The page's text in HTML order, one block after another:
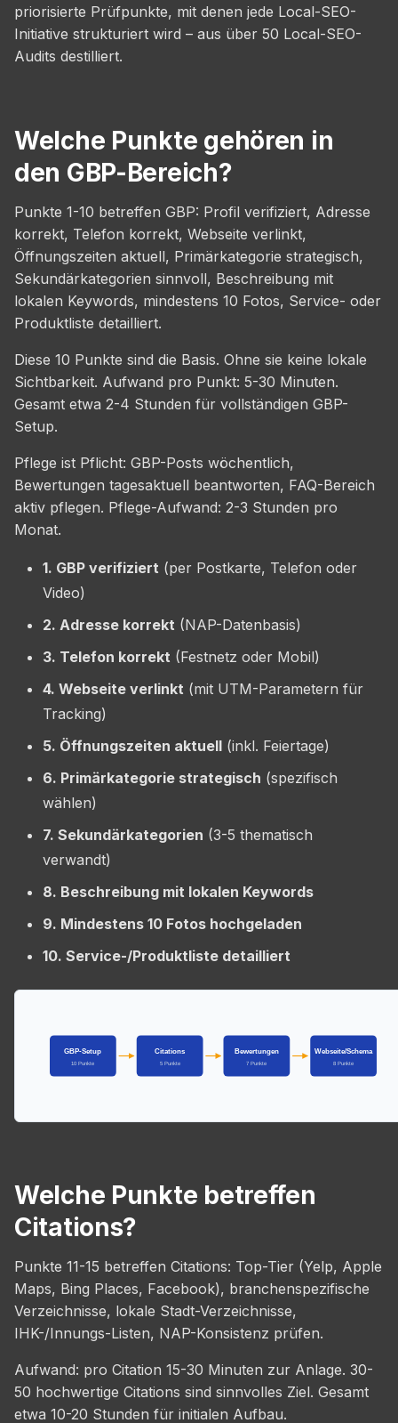
priorisierte Prüfpunkte, mit denen jede Local-SEO-
Initiative strukturiert wird – aus über 50 Local-SEO-
Audits destilliert.
Welche Punkte gehören in
den GBP-Bereich?
Punkte 1-10 betreffen GBP: Profil verifiziert, Adresse
korrekt, Telefon korrekt, Webseite verlinkt,
Öffnungszeiten aktuell, Primärkategorie strategisch,
Sekundärkategorien sinnvoll, Beschreibung mit
lokalen Keywords, mindestens 10 Fotos, Service- oder
Produktliste detailliert.
Diese 10 Punkte sind die Basis. Ohne sie keine lokale
Sichtbarkeit. Aufwand pro Punkt: 5-30 Minuten.
Gesamt etwa 2-4 Stunden für vollständigen GBP-
Setup.
Pflege ist Pflicht: GBP-Posts wöchentlich,
Bewertungen tagesaktuell beantworten, FAQ-Bereich
aktiv pflegen. Pflege-Aufwand: 2-3 Stunden pro
Monat.
1. GBP verifiziert (per Postkarte, Telefon oder
Video)
2. Adresse korrekt (NAP-Datenbasis)
3. Telefon korrekt (Festnetz oder Mobil)
4. Webseite verlinkt (mit UTM-Parametern für
Tracking)
5. Öffnungszeiten aktuell (inkl. Feiertage)
6. Primärkategorie strategisch (spezifisch
wählen)
7. Sekundärkategorien (3-5 thematisch
verwandt)
8. Beschreibung mit lokalen Keywords
9. Mindestens 10 Fotos hochgeladen
10. Service-/Produktliste detailliert
GBP-Setup
10 Punkte
Citations
5 Punkte
Bewertungen
7 Punkte
Webseite/Schema
8 Punkte
Welche Punkte betreffen
Citations?
Punkte 11-15 betreffen Citations: Top-Tier (Yelp, Apple
Maps, Bing Places, Facebook), branchenspezifische
Verzeichnisse, lokale Stadt-Verzeichnisse,
IHK-/Innungs-Listen, NAP-Konsistenz prüfen.
Aufwand: pro Citation 15-30 Minuten zur Anlage. 30-
50 hochwertige Citations sind sinnvolles Ziel. Gesamt
etwa 10-20 Stunden für initialen Aufbau.